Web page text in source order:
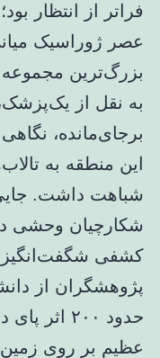
فراتر از انتظار
بزرگ‌ترین مجموعه
به نقل از
برجای‌مانده،
این منطقه به
شباهت داشت.
شکارچیان وحشی
کشفی
پژوهشگران از
حدود ۲۰۰
عظیم بر روی زمین